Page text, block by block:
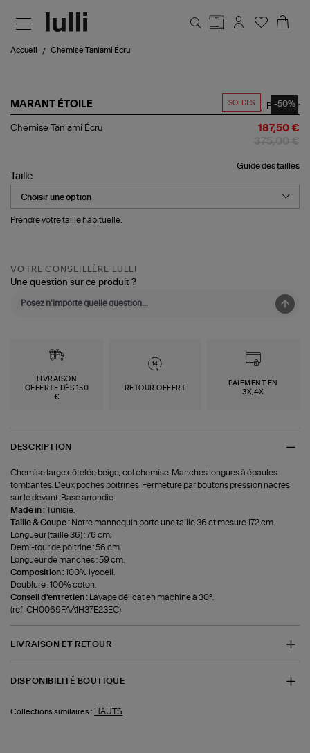
Accueil Chemise Taniami Écru
SOLDES -50%
MARANT ÉTOILE
Chemise
Partager
Chemise Taniami Écru 187,50 €
Guide des tailles
Taille
Prendre votre taille habituelle.
VOTRE CONSEILLÈRE LULLI
Une question sur ce produit ?
LIVRAISON
OFFERTE DÈS 150
€
RETOUR OFFERT
PAIEMENT EN
3X,4X
DESCRIPTION
Chemise large côtelée beige, col chemise. Manches longues à épaules
tombantes. Deux poches poitrines. Fermeture par boutons pression nacrés
sur le devant. Base arrondie.
Made in :Tunisie.
Taille & Coupe : Notre mannequin porte une taille 36 et mesure 172 cm.
Longueur (taille 36) : 76 cm,
Demi-tour de poitrine : 56 cm.
Longueur de manches : 59 cm.
Composition :100% lyocell.
Doublure : 100% coton.
Conseil d'entretien :
Lavage délicat en machine à 30°.
(ref-CH0069FAA1H37E23EC)
LIVRAISON ET RETOUR
DISPONIBILITÉ BOUTIQUE
Collections similaires : HAUTS